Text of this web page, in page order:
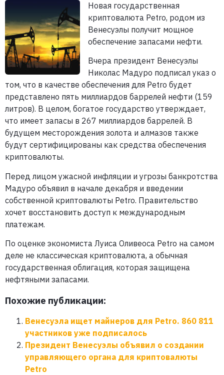
Новая государственная
криптовалюта Petro, родом из
Венесуэлы получит мощное
обеспечение запасами нефти.
Вчера президент Венесуэлы
Николас Мадуро подписал указ о
том, что в качестве обеспечения для Petro будет
представлено пять миллиардов баррелей нефти (159
литров). В целом, богатое государство утверждает,
что имеет запасы в 267 миллиардов баррелей. В
будущем месторождения золота и алмазов также
будут сертифицированы как средства обеспечения
криптовалюты.
Перед лицом ужасной инфляции и угрозы банкротства
Мадуро объявил в начале декабря и введении
собственной криптовалюты Petro. Правительство
хочет восстановить доступ к международным
платежам.
По оценке экономиста Луиса Оливеоса Petro на самом
деле не классическая криптовалюта, а обычная
государственная облигация, которая защищена
нефтяными запасами.
Похожие публикации:
Венесуэла ищет майнеров для Petro. 860 811
участников уже подписалось
Президент Венесуэлы объявил о создании
управляющего органа для криптовалюты
Petro